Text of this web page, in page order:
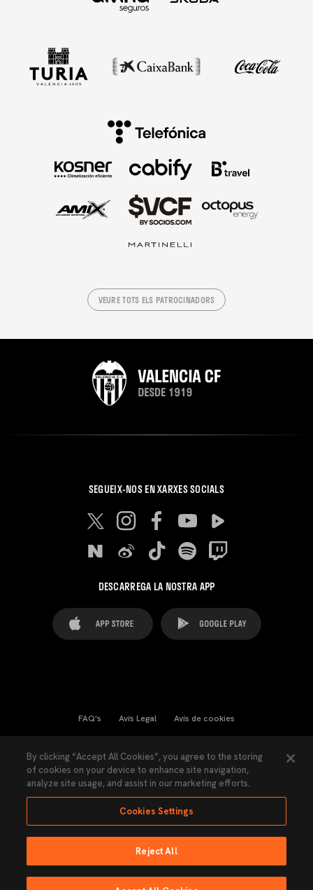
VEURE TOTS ELS PATROCINADORS
SEGUEIX-NOS EN XARXES SOCIALS
DESCARREGA LA NOSTRA APP
FAQ's Avís Legal Avís de cookies
Llei de Transparència Política de Privacitat
Accessibilitat
Ninguna parte de esta página puede ser reproducida sin el permiso del Valencia
By clicking “Accept All Cookies”, you agree to the storing
of cookies on your device to enhance site navigation,
analyze site usage, and assist in our marketing efforts.
Cookies Settings
Reject All